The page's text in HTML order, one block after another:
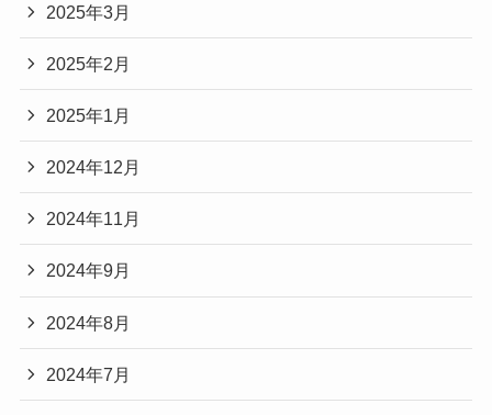
2025年3月
2025年2月
2025年1月
2024年12月
2024年11月
2024年9月
2024年8月
2024年7月